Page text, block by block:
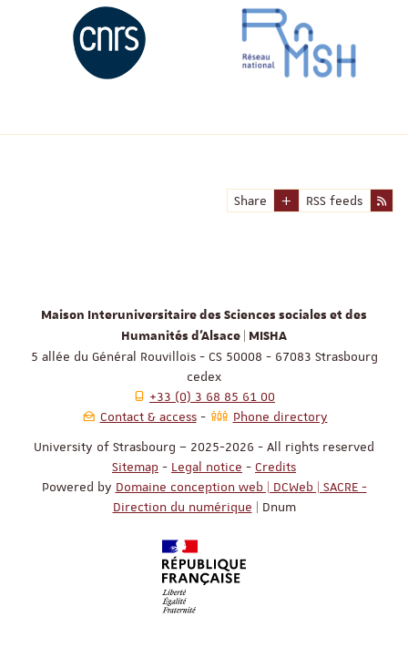
Share RSS feeds
Maison Interuniversitaire des Sciences sociales et des
Humanités d'Alsace | MISHA
5 allée du Général Rouvillois - CS 50008 - 67083 Strasbourg
cedex
+33 (0) 3 68 85 61 00
Contact & access
Phone directory
University of Strasbourg – 2025-2026 - All rights reserved
Sitemap - Legal notice - Credits
Powered by Domaine conception web | DCWeb | SACRE -
Direction du numérique | Dnum